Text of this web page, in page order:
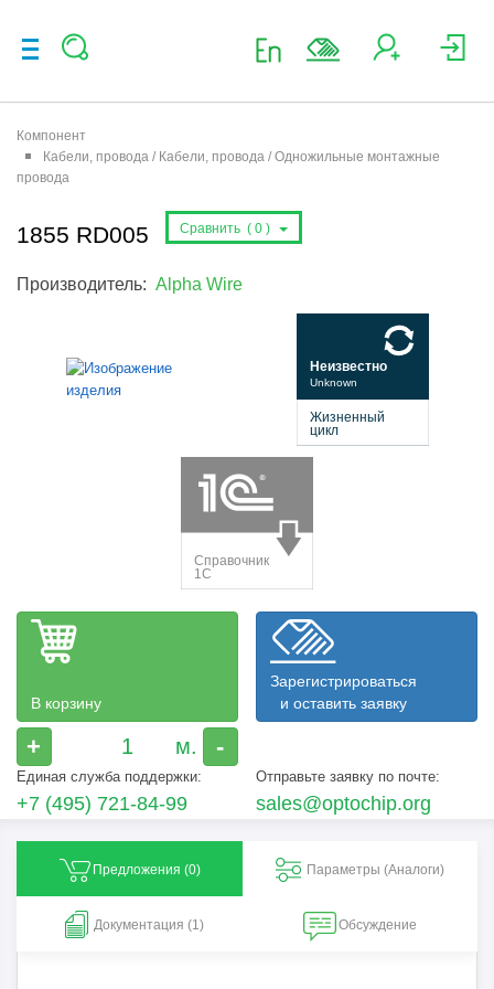
Компонент
Кабели, провода / Кабели, провода / Одножильные монтажные
провода
1855 RD005 Сравнить ( 0 )
Производитель: Alpha Wire
В корзину
+ -
Зарегистрироваться
и оставить заявку
Единая служба поддержки:
+7 (495) 721-84-99
Отправьте заявку по почте:
sales@optochip.org
Предложения (0) Параметры (Aналоги)
Документация (1) Обсуждение